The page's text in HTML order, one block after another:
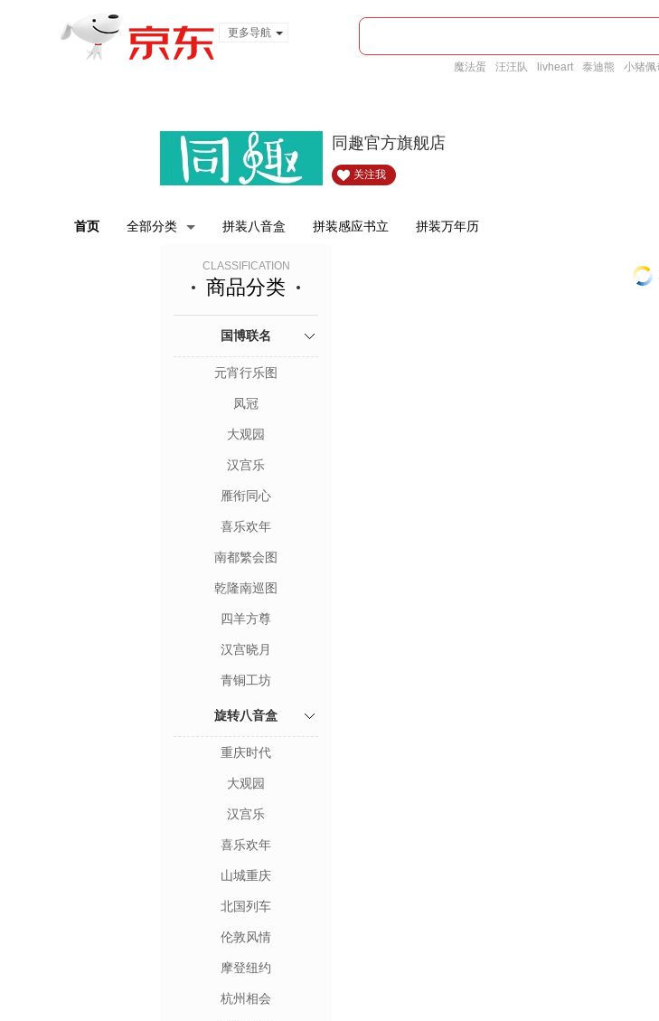
更多导航
魔法蛋 汪汪队 livheart 泰迪熊 小猪佩
同趣官方旗舰店
关注我
首页 全部分类 拼装八音盒 拼装感应书立 拼装万年历
CLASSIFICATION
商品分类
国博联名
元宵行乐图
凤冠
大观园
汉宫乐
雁衔同心
喜乐欢年
南都繁会图
乾隆南巡图
四羊方尊
汉宫晓月
青铜工坊
旋转八音盒
重庆时代
大观园
汉宫乐
喜乐欢年
山城重庆
北国列车
伦敦风情
摩登纽约
杭州相会